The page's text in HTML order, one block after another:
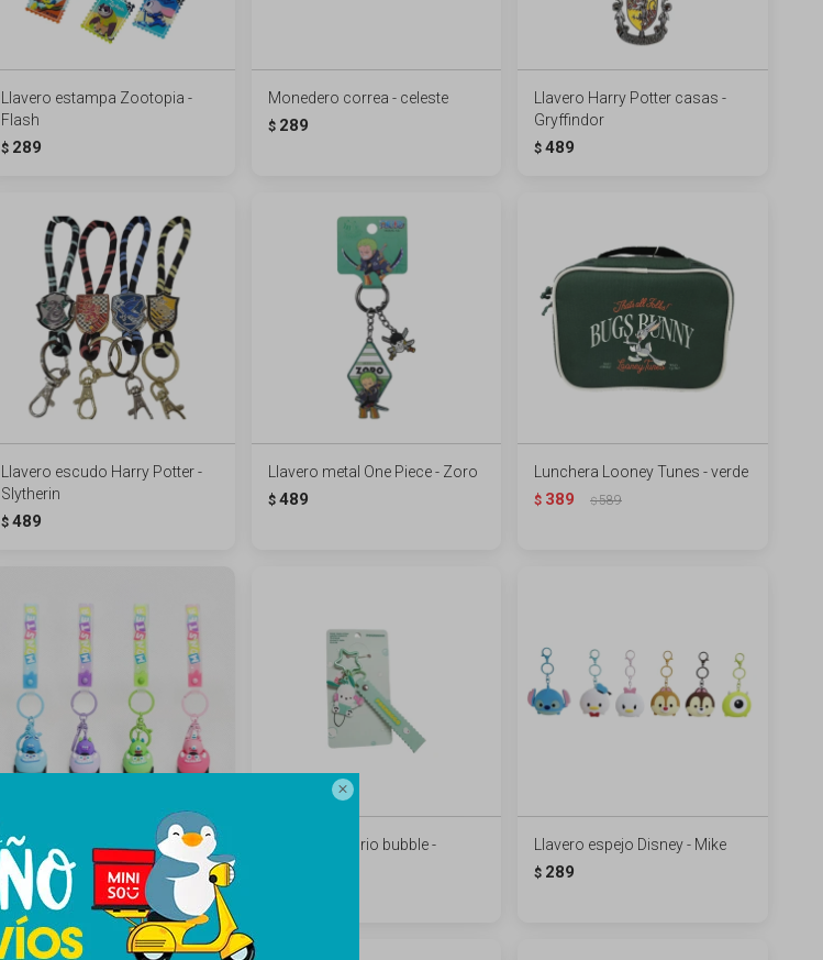

Llavero estampa Zootopia -
Flash
$ 289
Monedero correa - celeste
$ 289
Llavero Harry Potter casas -
Gryffindor
$ 489
Llavero escudo Harry Potter -
Slytherin
$ 489
Llavero metal One Piece - Zoro
$ 489
Lunchera Looney Tunes - verde
$ 389 $589
Llavero monsters A - verde
$ 289
Colgante Sanrio bubble -
Llavero espejo Disney - Mike
$ 289